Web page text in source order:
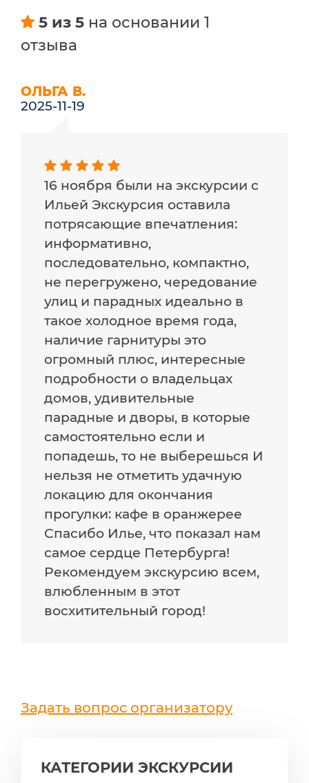
5 из 5 на основании 1
отзыва
ОЛЬГА В.
2025-11-19
16 ноября были на экскурсии с
Ильей Экскурсия оставила
потрясающие впечатления:
информативно,
последовательно, компактно,
не перегружено, чередование
улиц и парадных идеально в
такое холодное время года,
наличие гарнитуры это
огромный плюс, интересные
подробности о владельцах
домов, удивительные
парадные и дворы, в которые
самостоятельно если и
попадешь, то не выберешься И
нельзя не отметить удачную
локацию для окончания
прогулки: кафе в оранжерее
Спасибо Илье, что показал нам
самое сердце Петербурга!
Рекомендуем экскурсию всем,
влюбленным в этот
восхитительный город!
Задать вопрос организатору
КАТЕГОРИИ ЭКСКУРСИИ